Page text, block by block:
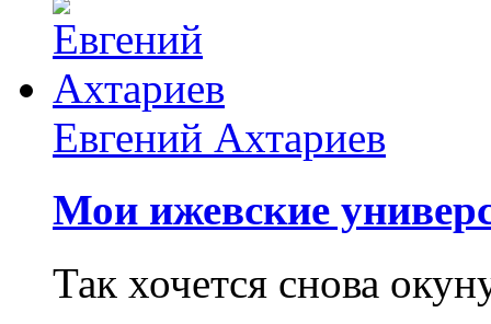
Евгений Ахтариев
Мои ижевские
Так хочется снова